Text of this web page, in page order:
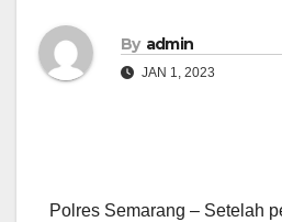
By admin
JAN 1, 2023
Polres Semarang – Setelah